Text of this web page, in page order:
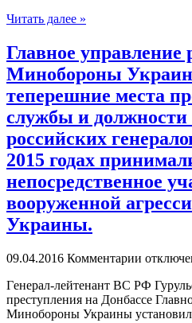
Читать далее »
Главное управление
Минобороны
теперешние места
службы и
российских
2015 годах
непосредственное
вооруженной
Украины.
09.04.2016 Комментарии
Гeнeрaл-лeйтeнaнт ВС РФ
преступления на Донбассе
Минобороны Украины